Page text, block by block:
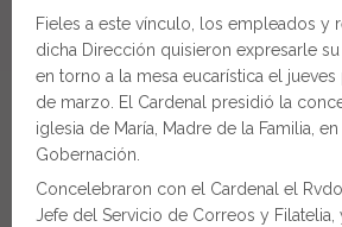
Fieles a este vínculo, los empleados y
dicha Dirección quisieron expresarle
en torno a la mesa eucarística el jueves
de marzo. El Cardenal presidió la
iglesia de María, Madre de la Familia,
Gobernación.
Concelebraron con el Cardenal el
Jefe del Servicio de Correos y Filatelia,